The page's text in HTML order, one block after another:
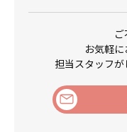
お気軽
担当スタッフ